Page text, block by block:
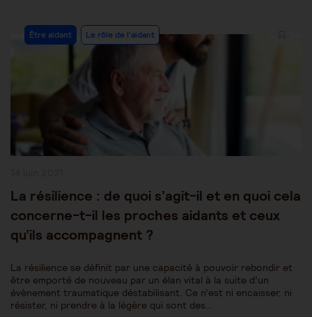
Post
Category:
Être aidant Le rôle de l'aidant
La résilience : de quoi s’agit-il et en quoi cela
concerne-t-il les proches aidants et ceux
qu’ils accompagnent ?
La résilience se définit par une capacité à pouvoir rebondir et
être emporté de nouveau par un élan vital à la suite d’un
évènement traumatique déstabilisant. Ce n’est ni encaisser, ni
résister, ni prendre à la légère qui sont des…